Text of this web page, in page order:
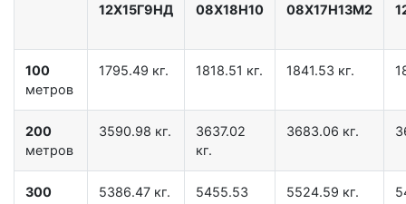
12X15Г9НД
08Х18Н10
08Х17Н13М2
100
метров
1795.49 кг. 1818.51 кг. 1841.53 кг.
200
метров
3590.98 кг.
3637.02
кг.
3683.06 кг.
300
5386.47 кг.
5455.53
5524.59 кг.